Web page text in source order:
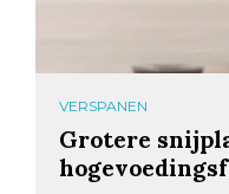
VERSPANEN
Grotere